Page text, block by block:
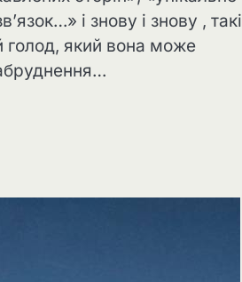
і знову і знову , такі
голод, який вона може